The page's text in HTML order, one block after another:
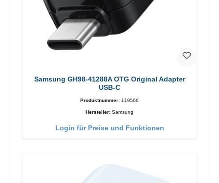
Samsung GH98-41288A OTG Original Adapter
USB-C
Produktnummer: 119566
Hersteller: Samsung
Login für Preise und Funktionen